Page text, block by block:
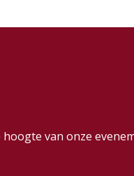
van onze